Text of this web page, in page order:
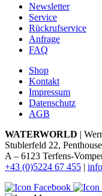
Newsletter
Service
Rückrufservice
Anfrage
FAQ
Shop
Kontakt
Impressum
Datenschutz
AGB
WATERWORLD |
Stublerfeld 22,
A – 6123 Terfens-
+43 (0)5224 67 455 |